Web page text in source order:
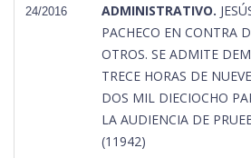
24/2016 ADMINISTRATIVO.
PACHECO EN CONTRA
OTROS. SE ADMITE
TRECE HORAS DE
DOS MIL DIECIOCHO
LA AUDIENCIA DE
(11942)